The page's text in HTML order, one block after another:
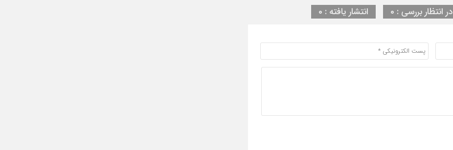
در انتظار بررسی : 0 انتشار یافته : 0